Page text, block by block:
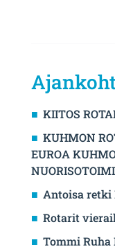
KIITOS
KUHMON
EUROA
Antoisa retki
Rotarit
Tommi Ruha